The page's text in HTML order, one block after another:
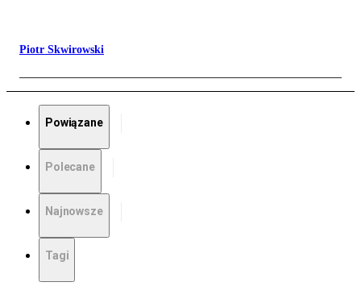
Piotr Skwirowski
Powiązane
Polecane
Najnowsze
Tagi